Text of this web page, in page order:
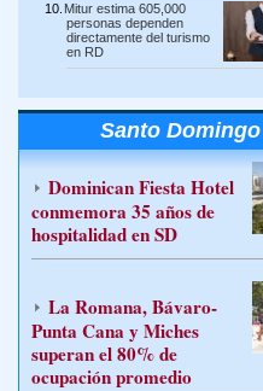
Mitur estima 605,000
personas dependen
directamente del turismo
en RD
Santo Domingo
Dominican Fiesta Hotel
conmemora 35 años de
hospitalidad en SD
La Romana, Bávaro-
Punta Cana y Miches
superan el 80% de
ocupación promedio